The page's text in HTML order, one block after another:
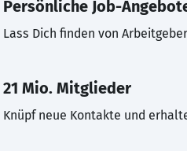
Persönliche Job-
Lass Dich finden von
21 Mio. Mitglieder
Knüpf neue Kontakte und